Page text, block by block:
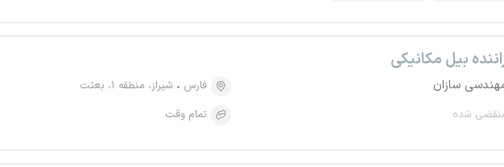
بیل مکانیکی
سازان
شده
فارس
شیراز، منطقه ۱، بعثت
تمام وقت